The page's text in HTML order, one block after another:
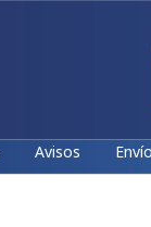
Avisos